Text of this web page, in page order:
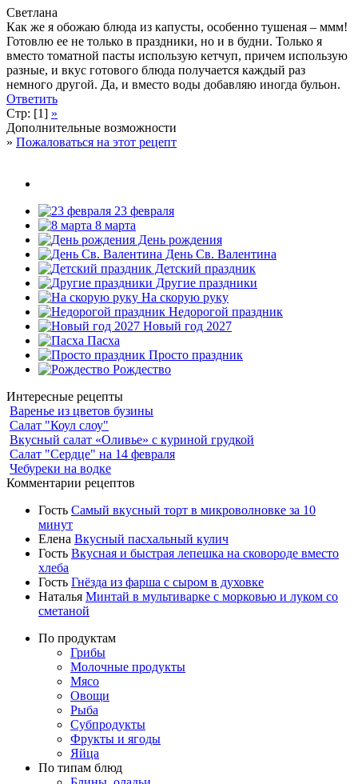
Светлана
Как же я обожаю блюда из капусты, особенно тушеная – ммм!
Готовлю ее не только в праздники, но и в будни. Только я
вместо томатной пасты использую кетчуп, причем использую
разные, и вкус готового блюда получается каждый раз
немного другой. Да, и вместо воды добавляю иногда бульон.
Ответить
Стр: [1] »
Дополнительные возможности
» Пожаловаться на этот рецепт
23 февраля
8 марта
День рождения
День Св. Валентина
Детский праздник
Другие праздники
На скорую руку
Недорогой праздник
Новый год 2027
Пасха
Просто праздник
Рождество
Интересные рецепты
Варенье из цветов бузины
Салат "Коул слоу"
Вкусный салат «Оливье» с куриной грудкой
Салат "Сердце" на 14 февраля
Чебуреки на водке
Комментарии рецептов
Гость Самый вкусный торт в микроволновке за 10
минут
Елена Вкусный пасхальный кулич
Гость Вкусная и быстрая лепешка на сковороде вместо
хлеба
Гость Гнёзда из фарша с сыром в духовке
Наталья Минтай в мультиварке с морковью и луком со
сметаной
По продуктам
Грибы
Молочные продукты
Мясо
Овощи
Рыба
Субпродукты
Фрукты и ягоды
Яйца
По типам блюд